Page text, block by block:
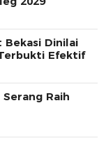
Dinilai
Efektif
Raih